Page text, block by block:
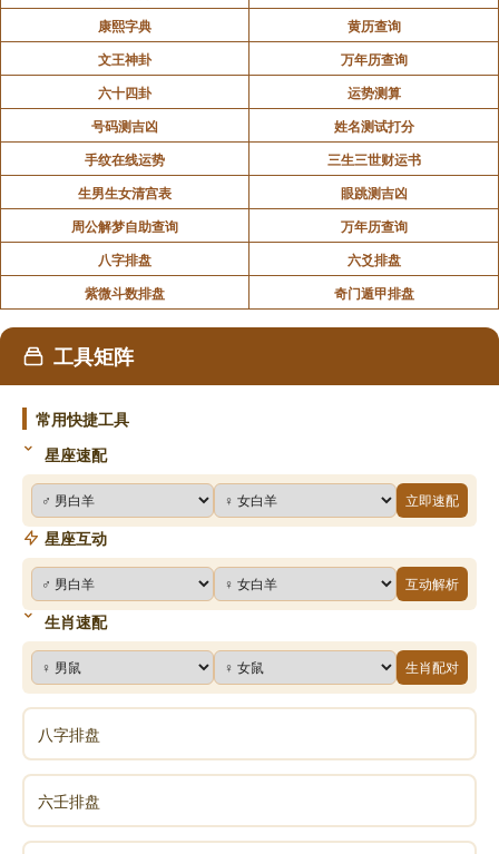
康熙字典
黄历查询
文王神卦
万年历查询
六十四卦
运势测算
号码测吉凶
姓名测试打分
手纹在线运势
三生三世财运书
生男生女清宫表
眼跳测吉凶
周公解梦自助查询
万年历查询
八字排盘
六爻排盘
紫微斗数排盘
奇门遁甲排盘
工具矩阵
常用快捷工具
星座速配
立即速配
星座互动
互动解析
生肖速配
生肖配对
八字排盘
六壬排盘